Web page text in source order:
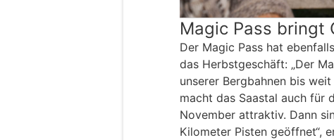
Magic Pass bringt
Der Magic Pass hat
das Herbstgeschäft: „Der
unserer Bergbahnen bis
macht das Saastal auch für
November attraktiv. Dann
Kilometer Pisten geöffnet“,